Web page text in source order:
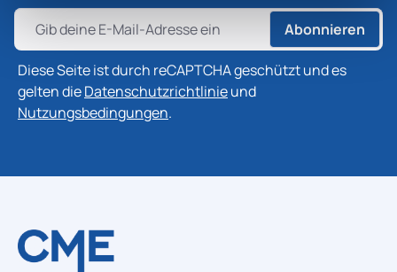
Abonnieren
Diese Seite ist durch reCAPTCHA geschützt und es
gelten dieDatenschutzrichtlinieund
Nutzungsbedingungen.